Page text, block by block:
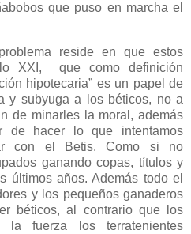
que puso en marcha el
reside en que estos
XXI, que como definición
hipotecaria” es un papel de
y subyuga a los béticos, no a
de minarles la moral, además
de hacer lo que intentamos
con el Betis. Como si no
ganando copas, títulos y
últimos años. Además todo el
y los pequeños ganaderos
béticos, al contrario que los
fuerza los terratenientes